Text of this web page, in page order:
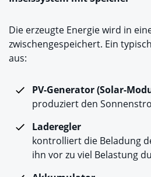
Die erzeugte Energie wird in
zwischengespeichert. Ein
aus:
PV-Generator (Solar-
produziert den
Laderegler
kontrolliert die Beladung
ihn vor zu viel Belastung